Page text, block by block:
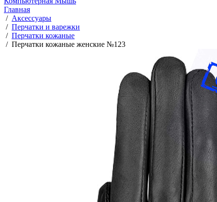
Главная
/ Аксессуары
/ Перчатки и варежки
/ Перчатки кожаные
/ Перчатки кожаные женские №123